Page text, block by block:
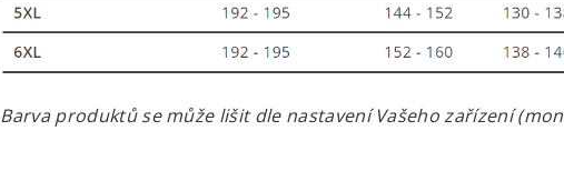
Barva produktů se může lišit dle nastavení Vašeho zařízení